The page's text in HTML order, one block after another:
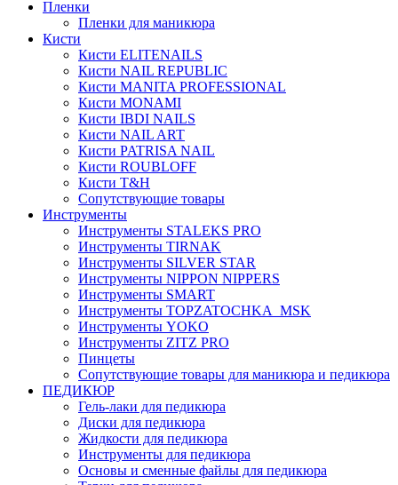
Пленки
Пленки для маникюра
Кисти
Кисти ELITENAILS
Кисти NAIL REPUBLIC
Кисти MANITA PROFESSIONAL
Кисти MONAMI
Кисти IBDI NAILS
Кисти NAIL ART
Кисти PATRISA NAIL
Кисти ROUBLOFF
Кисти T&H
Сопутствующие товары
Инструменты
Инструменты STALEKS PRO
Инструменты TIRNAK
Инструменты SILVER STAR
Инструменты NIPPON NIPPERS
Инструменты SMART
Инструменты TOPZATOCHKA_MSK
Инструменты YOKO
Инструменты ZITZ PRO
Пинцеты
Сопутствующие товары для маникюра и педикюра
ПЕДИКЮР
Гель-лаки для педикюра
Диски для педикюра
Жидкости для педикюра
Инструменты для педикюра
Основы и сменные файлы для педикюра